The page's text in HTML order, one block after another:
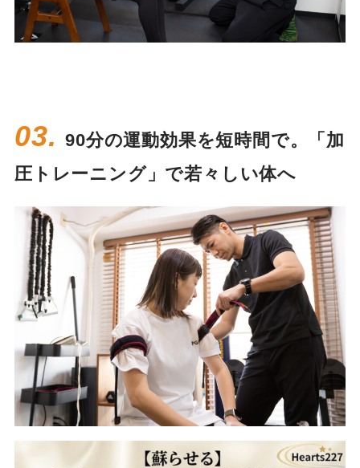
03.90分の運動効果を短時間で。「加
圧トレーニング」で若々しい体へ